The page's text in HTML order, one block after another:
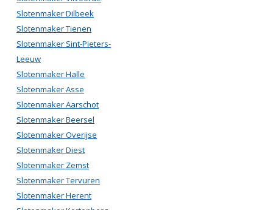
Slotenmaker Dilbeek
Slotenmaker Tienen
Slotenmaker Sint-Pieters-
Leeuw
Slotenmaker Halle
Slotenmaker Asse
Slotenmaker Aarschot
Slotenmaker Beersel
Slotenmaker Overijse
Slotenmaker Diest
Slotenmaker Zemst
Slotenmaker Tervuren
Slotenmaker Herent